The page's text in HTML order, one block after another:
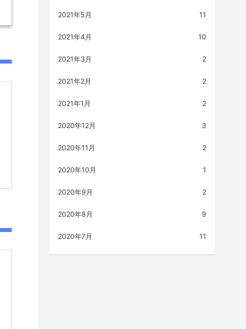
2021年5月 11
2021年4月 10
2021年3月 2
2021年2月 2
2021年1月 2
2020年12月 3
2020年11月 2
2020年10月 1
2020年9月 2
2020年8月 9
2020年7月 11